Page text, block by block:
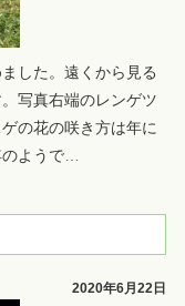
した。遠くから見る
写真右端のレンゲツ
の花の咲き方は年に
ようで…
2020年6月22日